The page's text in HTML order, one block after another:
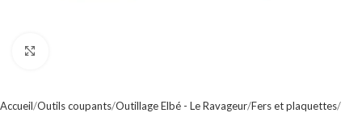
Accueil Outils coupants Outillage Elbé - Le Ravageur Fers et plaquettes